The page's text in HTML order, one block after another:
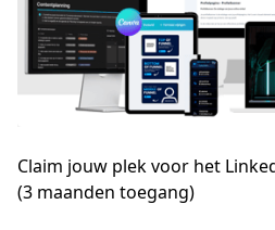
Claim jouw plek voor het
(3 maanden toegang)